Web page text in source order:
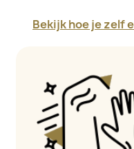
Bekijk hoe je zelf